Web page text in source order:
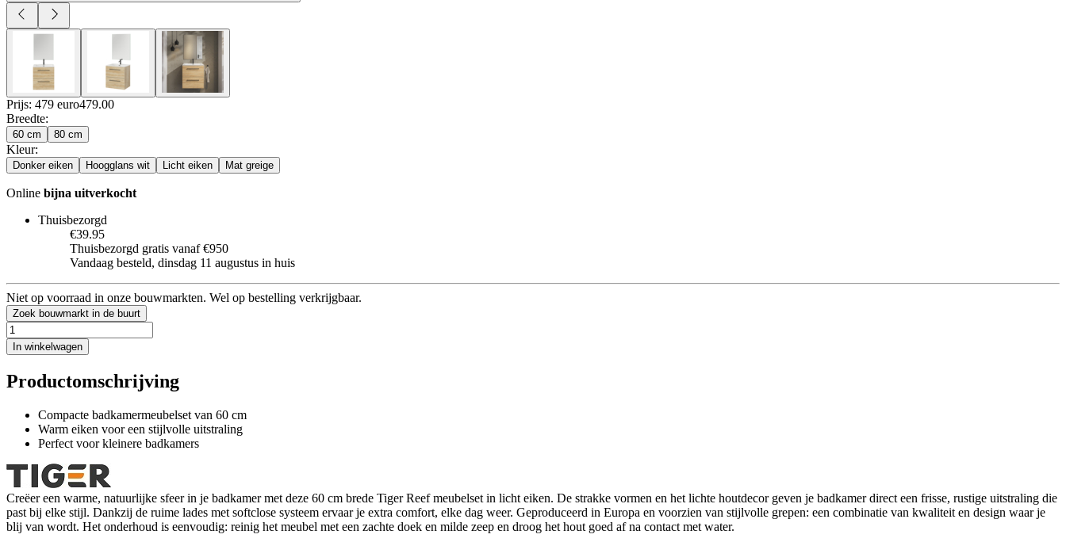
Prijs: 479 euro479.00
Breedte:
60 cm 80 cm
Kleur:
Donker eiken Hoogglans wit Licht eiken Mat greige
Online bijna uitverkocht
Thuisbezorgd
€39.95
Thuisbezorgd gratis vanaf €950
Vandaag besteld, dinsdag 11 augustus in huis
Niet op voorraad in onze bouwmarkten. Wel op bestelling verkrijgbaar.
Zoek bouwmarkt in de buurt
In winkelwagen
Productomschrijving
Compacte badkamermeubelset van 60 cm
Warm eiken voor een stijlvolle uitstraling
Perfect voor kleinere badkamers
Creëer een warme, natuurlijke sfeer in je badkamer met deze 60 cm brede Tiger Reef meubelset in licht eiken. De strakke vormen en het lichte houtdecor geven je badkamer direct een frisse, rustige uitstraling die
past bij elke stijl. Dankzij de ruime lades met softclose systeem ervaar je extra comfort, elke dag weer. Geproduceerd in Europa en voorzien van stijlvolle grepen: een combinatie van kwaliteit en design waar je
blij van wordt. Het onderhoud is eenvoudig: reinig het meubel met een zachte doek en milde zeep en droog het hout goed af na contact met water.